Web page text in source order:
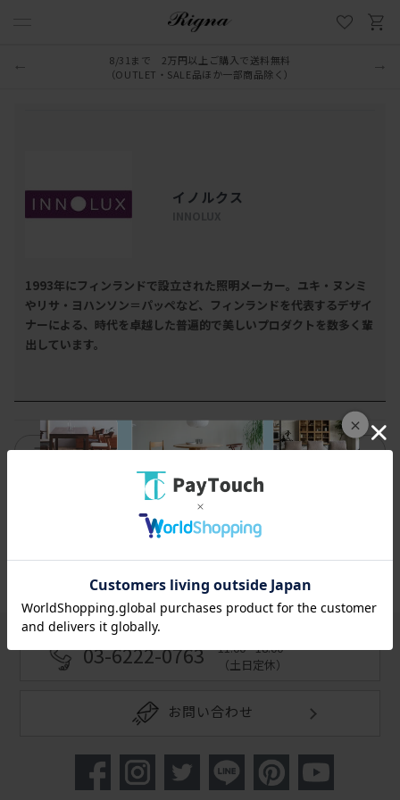
×
8/31まで 2万円以上ご購入で送料無料
（OUTLET・SALE品ほか一部商品除く）
イノルクス
1993年にフィンランドで設立された照明メーカー。ユキ・ヌンミ
やリサ・ヨハンソン＝パッペなど、フィンランドを代表するデザイ
ナーによる、時代を卓越した普遍的で美しいプロダクトを数多く輩
出しています。
絞り込み
該当の商品はありません。
スマートフォン
03-6222-0763
11:00 - 18:00
（土日定休）
お問い合わせ